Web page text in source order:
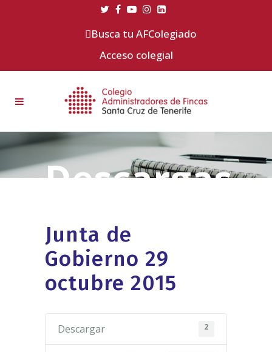
Busca tu AFColegiado
Acceso colegial
Junta de
Gobierno 29
octubre 2015
Descargar 2